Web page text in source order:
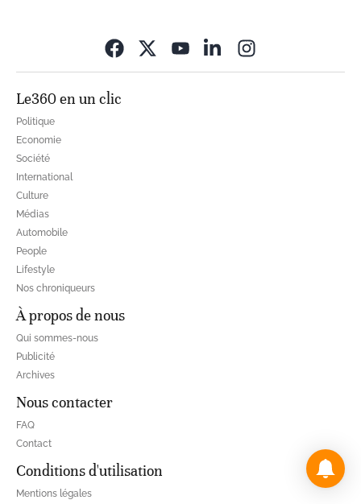
Le360 en un clic
Politique
Economie
Société
International
Culture
Médias
Automobile
People
Lifestyle
Nos chroniqueurs
À propos de nous
Qui sommes-nous
Publicité
Archives
Nous contacter
FAQ
Contact
Conditions d'utilisation
Mentions légales